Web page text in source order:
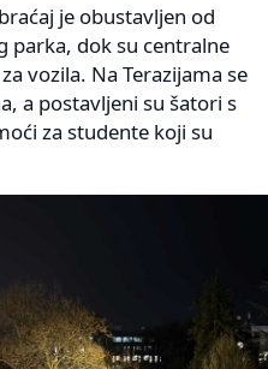
je obustavljen od
parka, dok su centralne
vozila. Na Terazijama se
a postavljeni su šatori s
za studente koji su